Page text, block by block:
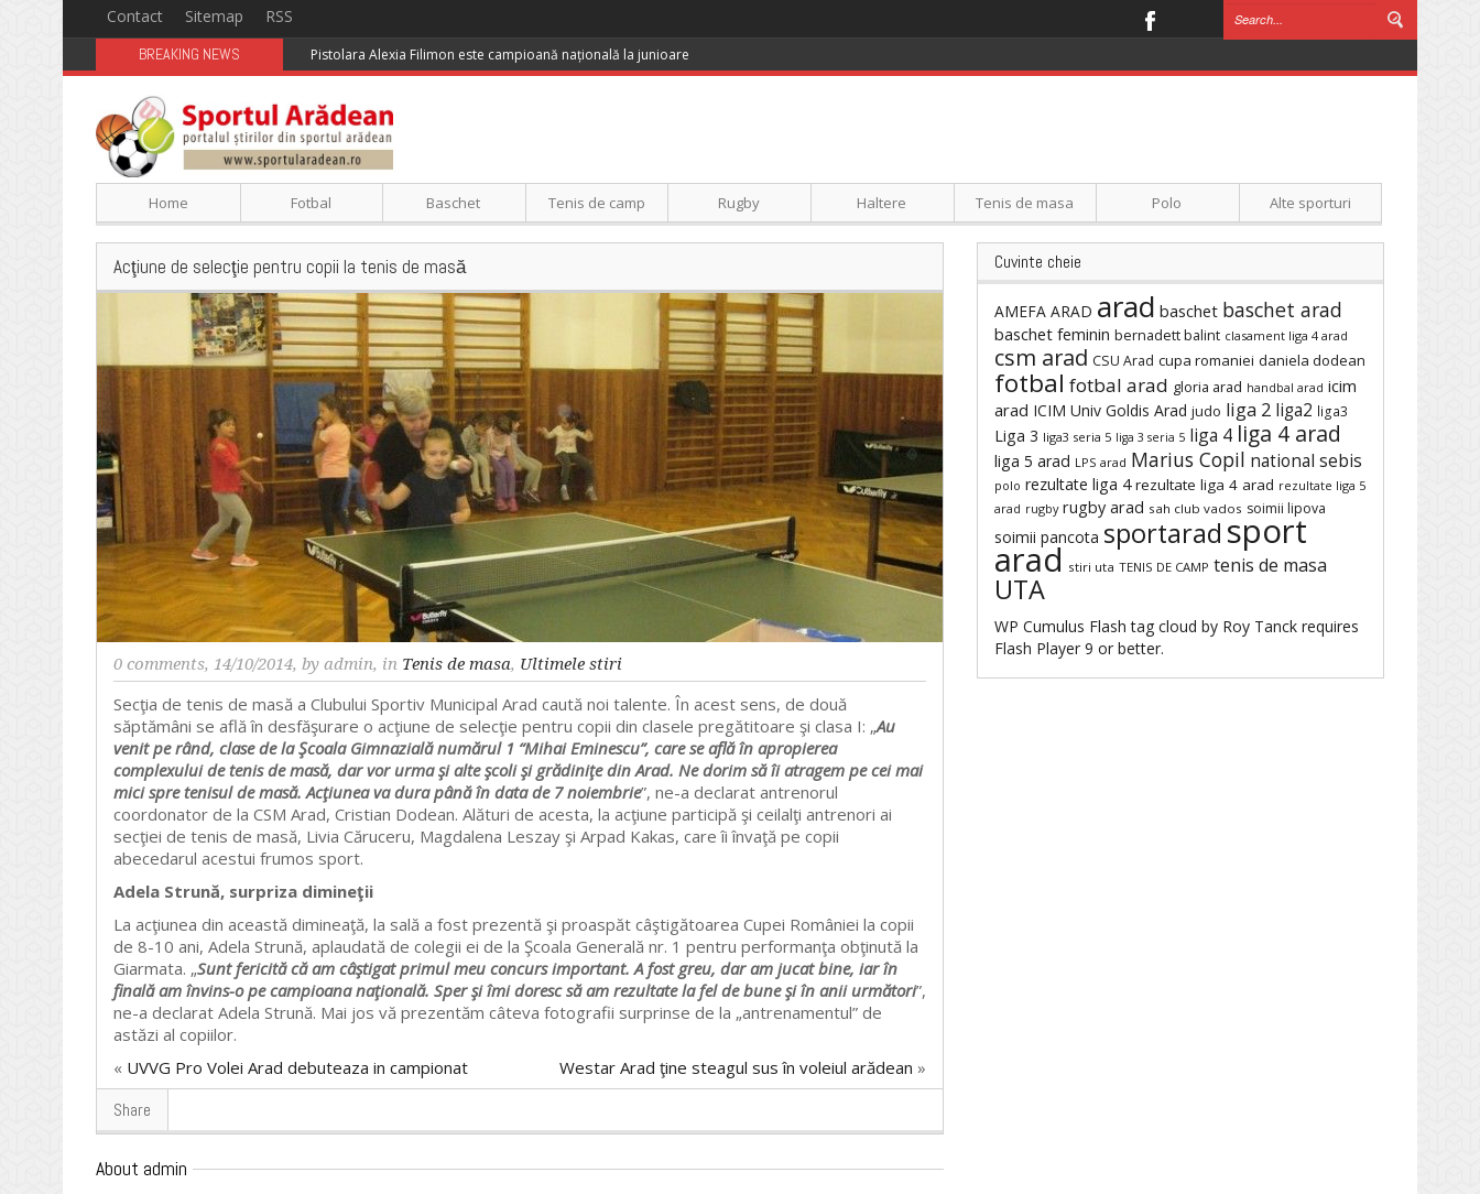
Contact Sitemap RSS
BREAKING NEWS Pistolara Alexia Filimon este campioană națională la junioare
Home Fotbal Baschet Tenis de camp Rugby Haltere Tenis de masa Polo Alte sporturi
Acţiune de selecţie pentru copii la tenis de masă
0 comments, 14/10/2014, by admin, in Tenis de masa, Ultimele stiri
Secţia de tenis de masă a Clubului Sportiv Municipal Arad caută noi talente. În acest sens, de două
săptămâni se află în desfăşurare o acţiune de selecţie pentru copii din clasele pregătitoare şi clasa I: „Au
venit pe rând, clase de la Şcoala Gimnazială numărul 1 “Mihai Eminescu”, care se află în apropierea
complexului de tenis de masă, dar vor urma şi alte şcoli şi grădiniţe din Arad. Ne dorim să îi atragem pe cei mai
mici spre tenisul de masă. Acţiunea va dura până în data de 7 noiembrie”, ne-a declarat antrenorul
coordonator de la CSM Arad, Cristian Dodean. Alături de acesta, la acţiune participă şi ceilalţi antrenori ai
secţiei de tenis de masă, Livia Căruceru, Magdalena Leszay şi Arpad Kakas, care îi învaţă pe copii
abecedarul acestui frumos sport.
Adela Strună, surpriza dimineţii
La acţiunea din această dimineaţă, la sală a fost prezentă şi proaspăt câştigătoarea Cupei României la copii
de 8-10 ani, Adela Strună, aplaudată de colegii ei de la Şcoala Generală nr. 1 pentru performanţa obţinută la
Giarmata. „Sunt fericită că am câştigat primul meu concurs important. A fost greu, dar am jucat bine, iar în
finală am învins-o pe campioana naţională. Sper şi îmi doresc să am rezultate la fel de bune şi în anii următori”,
ne-a declarat Adela Strună. Mai jos vă prezentăm câteva fotografii surprinse de la „antrenamentul” de
astăzi al copiilor.
« UVVG Pro Volei Arad debuteaza in campionat Westar Arad ţine steagul sus în voleiul arădean »
Share
About admin
Cuvinte cheie
AMEFA ARAD arad baschet baschet arad
baschet feminin bernadett balint clasament liga 4 arad
csm arad CSU Arad cupa romaniei daniela dodean
fotbal fotbal arad gloria arad handbal arad icim
arad ICIM Univ Goldis Arad judo liga 2 liga2 liga3
Liga 3 liga3 seria 5 liga 3 seria 5 liga 4 liga 4 arad
liga 5 arad LPS arad Marius Copil national sebis
polo rezultate liga 4 rezultate liga 4 arad rezultate liga 5
arad rugby rugby arad sah club vados soimii lipova
soimii pancota sportarad sport
arad stiri uta TENIS DE CAMP tenis de masa
UTA
WP Cumulus Flash tag cloud by Roy Tanck requires
Flash Player 9 or better.